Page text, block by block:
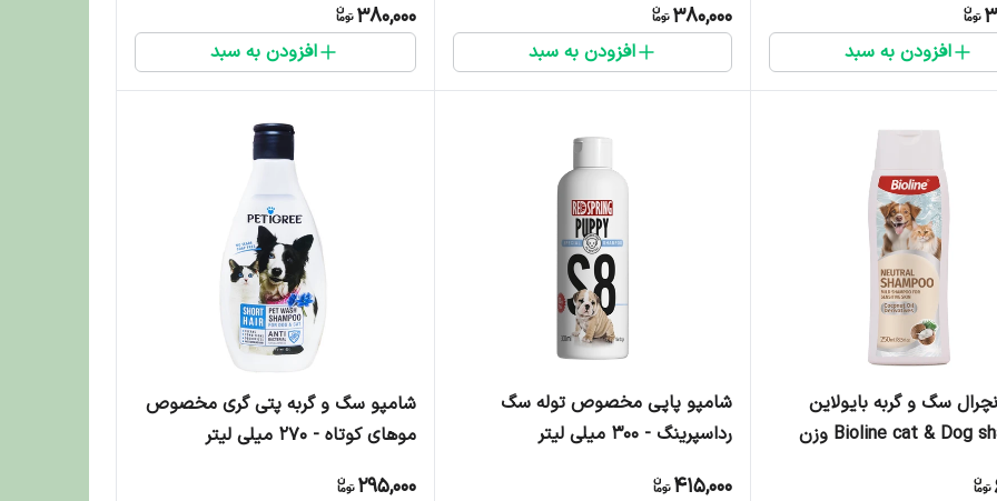
افزودن به سبد
380,000
افزودن به سبد
380,000
افزودن به سبد
سگ و گربه بایولاین
Bioline cat & Dog shampoo وزن
شامپو پاپی مخصوص توله سگ
رداسپرینگ - 300 میلی لیتر
415,000
شامپو سگ و گربه پتی گری مخصوص
موهای کوتاه - 270 میلی لیتر
295,000